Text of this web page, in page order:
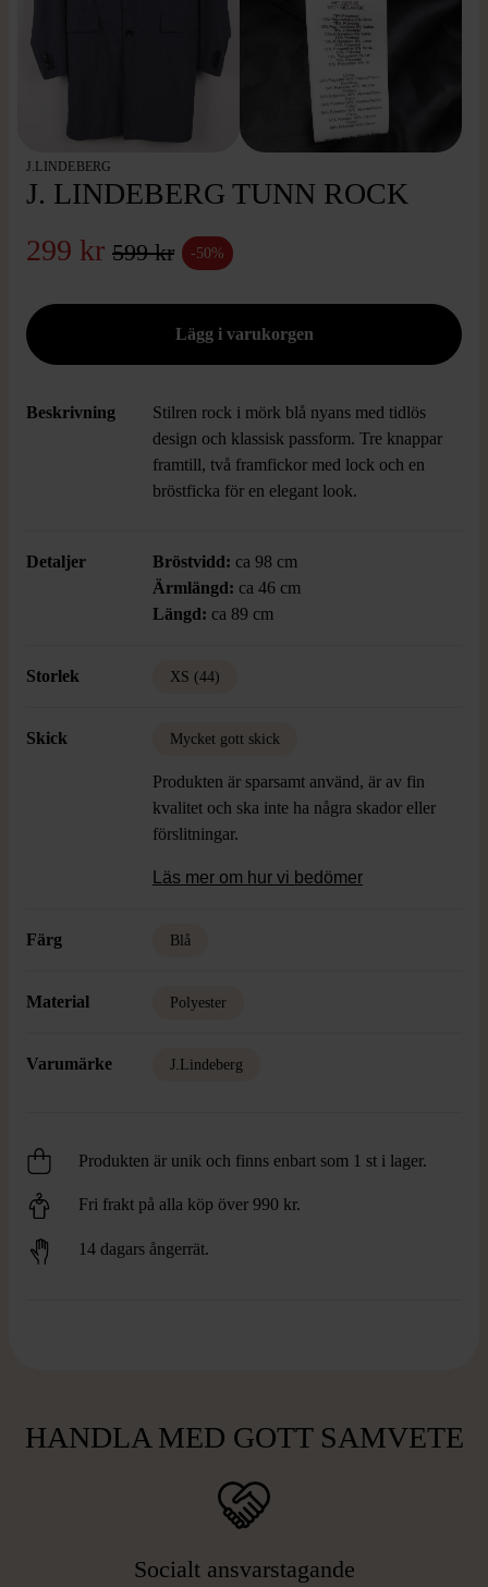
J.LINDEBERG
J. LINDEBERG TUNN ROCK
299 kr 599 kr -50%
Beskrivning
Stilren rock i mörk blå nyans med tidlös
design och klassisk passform. Tre knappar
framtill, två framfickor med lock och en
bröstficka för en elegant look.
Detaljer Bröstvidd: ca 98 cm
Ärmlängd: ca 46 cm
Längd: ca 89 cm
Storlek XS (44)
Skick Mycket gott skick
Produkten är sparsamt använd, är av fin
kvalitet och ska inte ha några skador eller
förslitningar.
Läs mer om hur vi bedömer
Färg Blå
Material Polyester
Varumärke J.Lindeberg
Produkten är unik och finns enbart som 1 st i lager.
Fri frakt på alla köp över 990 kr.
14 dagars ångerrät.
HANDLA MED GOTT SAMVETE
Socialt ansvarstagande